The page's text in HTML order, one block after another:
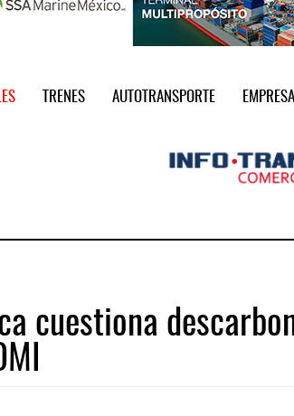
TRENES AUTOTRANSPORTE
cuestiona
Lázaro Cárdenas ...